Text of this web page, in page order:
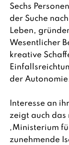
Sechs
der Suche
Leben,
Wesentlicher
kreative
der
Interesse an
zeigt auch das
‚Ministerium
zunehmende